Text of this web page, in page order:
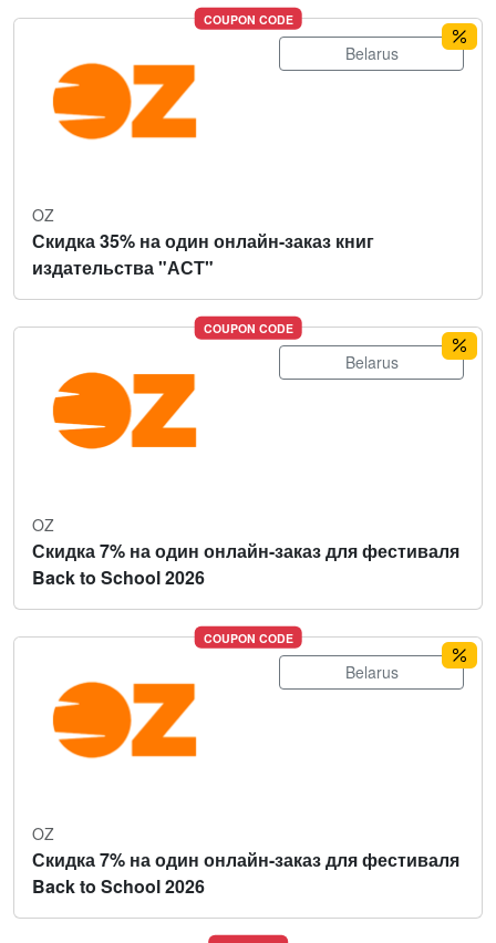
COUPON CODE
Belarus
OZ
Скидка 35% на один онлайн-заказ книг
издательства "АСТ"
COUPON CODE
Belarus
OZ
Скидка 7% на один онлайн-заказ для фестиваля
Back to School 2026
COUPON CODE
Belarus
OZ
Скидка 7% на один онлайн-заказ для фестиваля
Back to School 2026